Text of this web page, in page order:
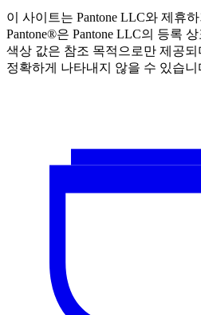
이 사이트는 Pantone LLC와 제휴
Pantone®은 Pantone LLC의 등록
색상 값은 참조 목적으로만 제공
정확하게 나타내지 않을 수 있습니